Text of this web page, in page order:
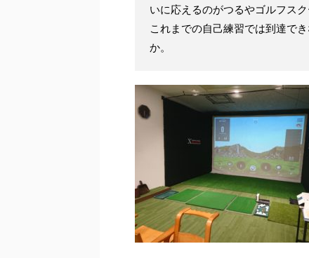
いに応えるのがつるやゴルフスク
これまでの自己練習では到達で
か。